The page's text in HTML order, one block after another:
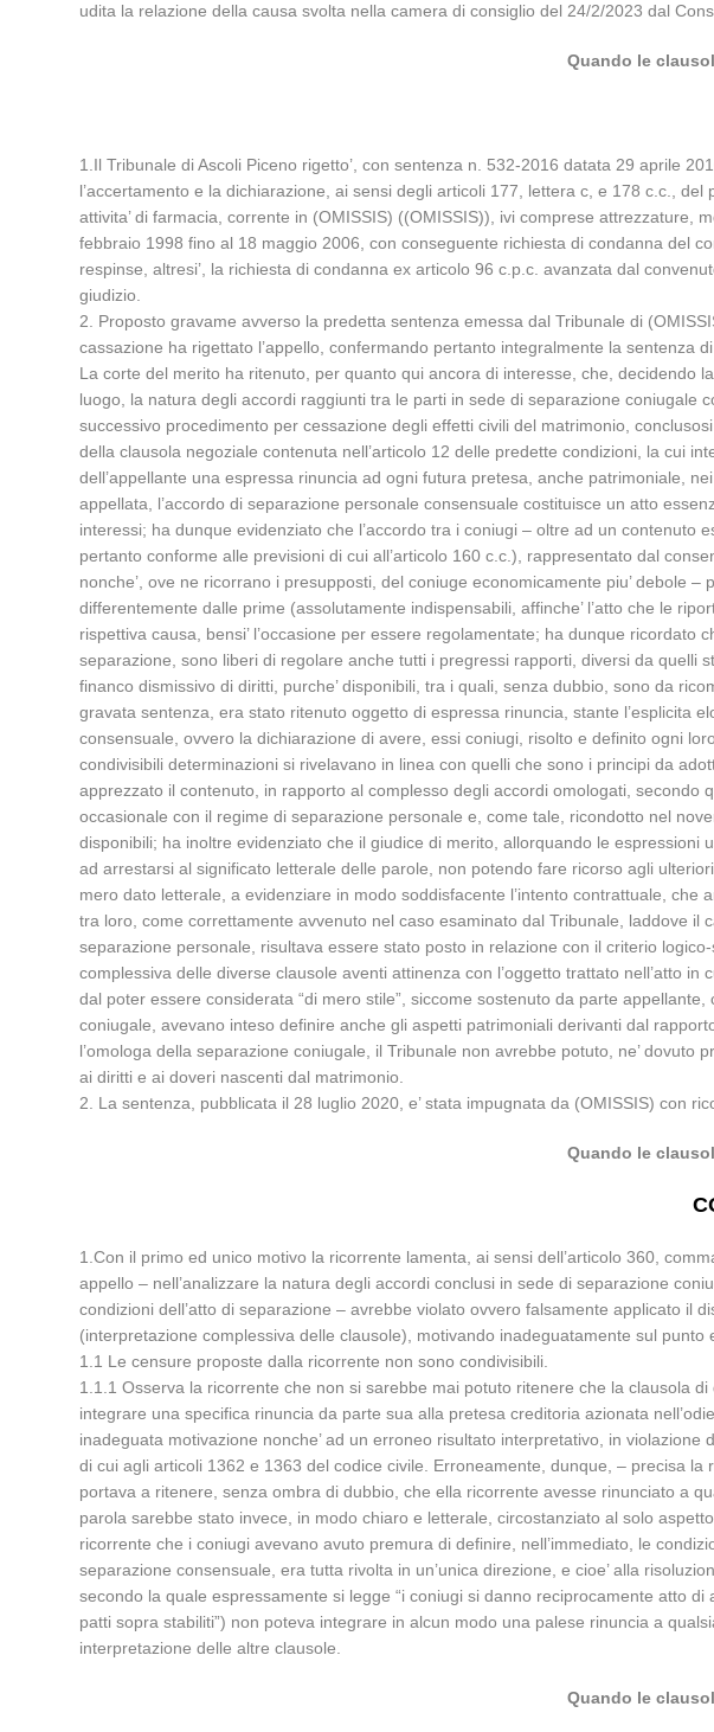
udita la relazione della causa svolta nella camera di consiglio del 24/2/2023 dal
Quando le
1.Il Tribunale di Ascoli Piceno rigetto’, con sentenza n. 532-2016 datata 29 aprile
l’accertamento e la dichiarazione, ai sensi degli articoli 177, lettera c, e 178 c.c.,
attivita’ di farmacia, corrente in (OMISSIS) ((OMISSIS)), ivi comprese attrezzature,
febbraio 1998 fino al 18 maggio 2006, con conseguente richiesta di condanna del
respinse, altresi’, la richiesta di condanna ex articolo 96 c.p.c. avanzata dal
giudizio.
2. Proposto gravame avverso la predetta sentenza emessa dal Tribunale di
cassazione ha rigettato l’appello, confermando pertanto integralmente la sentenza
La corte del merito ha ritenuto, per quanto qui ancora di interesse, che, decidendo
luogo, la natura degli accordi raggiunti tra le parti in sede di separazione
successivo procedimento per cessazione degli effetti civili del matrimonio,
della clausola negoziale contenuta nell’articolo 12 delle predette condizioni, la cui
dell’appellante una espressa rinuncia ad ogni futura pretesa, anche patrimoniale,
appellata, l’accordo di separazione personale consensuale costituisce un atto
interessi; ha dunque evidenziato che l’accordo tra i coniugi – oltre ad un
pertanto conforme alle previsioni di cui all’articolo 160 c.c.), rappresentato dal
nonche’, ove ne ricorrano i presupposti, del coniuge economicamente piu’ debole
differentemente dalle prime (assolutamente indispensabili, affinche’ l’atto che le
rispettiva causa, bensi’ l’occasione per essere regolamentate; ha dunque
separazione, sono liberi di regolare anche tutti i pregressi rapporti, diversi da
financo dismissivo di diritti, purche’ disponibili, tra i quali, senza dubbio, sono da
gravata sentenza, era stato ritenuto oggetto di espressa rinuncia, stante l’esplicita
consensuale, ovvero la dichiarazione di avere, essi coniugi, risolto e definito ogni
condivisibili determinazioni si rivelavano in linea con quelli che sono i principi da
apprezzato il contenuto, in rapporto al complesso degli accordi omologati,
occasionale con il regime di separazione personale e, come tale, ricondotto nel
disponibili; ha inoltre evidenziato che il giudice di merito, allorquando le espressioni
ad arrestarsi al significato letterale delle parole, non potendo fare ricorso agli
mero dato letterale, a evidenziare in modo soddisfacente l’intento contrattuale,
tra loro, come correttamente avvenuto nel caso esaminato dal Tribunale, laddove il
separazione personale, risultava essere stato posto in relazione con il criterio
complessiva delle diverse clausole aventi attinenza con l’oggetto trattato nell’atto
dal poter essere considerata “di mero stile”, siccome sostenuto da parte
coniugale, avevano inteso definire anche gli aspetti patrimoniali derivanti dal
l’omologa della separazione coniugale, il Tribunale non avrebbe potuto, ne’
ai diritti e ai doveri nascenti dal matrimonio.
2. La sentenza, pubblicata il 28 luglio 2020, e’ stata impugnata da (OMISSIS) con
Quando le
1.Con il primo ed unico motivo la ricorrente lamenta, ai sensi dell’articolo 360,
appello – nell’analizzare la natura degli accordi conclusi in sede di separazione
condizioni dell’atto di separazione – avrebbe violato ovvero falsamente applicato il
(interpretazione complessiva delle clausole), motivando inadeguatamente sul
1.1 Le censure proposte dalla ricorrente non sono condivisibili.
1.1.1 Osserva la ricorrente che non si sarebbe mai potuto ritenere che la clausola
integrare una specifica rinuncia da parte sua alla pretesa creditoria azionata
inadeguata motivazione nonche’ ad un erroneo risultato interpretativo, in
di cui agli articoli 1362 e 1363 del codice civile. Erroneamente, dunque, – precisa
portava a ritenere, senza ombra di dubbio, che ella ricorrente avesse rinunciato a
parola sarebbe stato invece, in modo chiaro e letterale, circostanziato al solo
ricorrente che i coniugi avevano avuto premura di definire, nell’immediato, le
separazione consensuale, era tutta rivolta in un’unica direzione, e cioe’ alla
secondo la quale espressamente si legge “i coniugi si danno reciprocamente atto
patti sopra stabiliti”) non poteva integrare in alcun modo una palese rinuncia a
interpretazione delle altre clausole.
Quando le